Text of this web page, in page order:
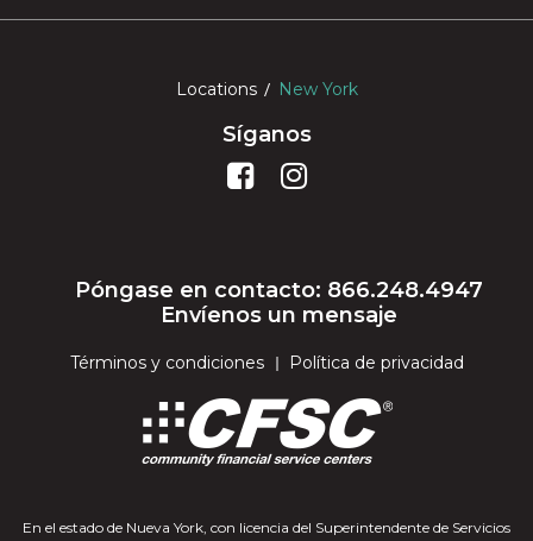
Locations New York
Síganos
Póngase en contacto: 866.248.4947
Envíenos un mensaje
Términos y condiciones Política de privacidad
En el estado de Nueva York, con licencia del Superintendente de Servicios